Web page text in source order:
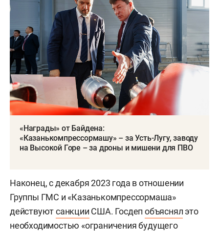
«Награды» от Байдена:
«Казанькомпрессормашу» – за Усть-Лугу, заводу
на Высокой Горе – за дроны и мишени для ПВО
Наконец, с декабря 2023 года в отношении
Группы ГМС и «Казанькомпрессормаша»
действуютсанкции США. Госдепобъяснял это
необходимостью «ограничения будущего